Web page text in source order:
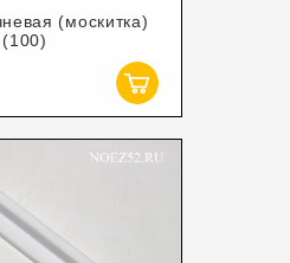
(москитка)
(100)